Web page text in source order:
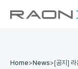
Home>News>[공지] 라